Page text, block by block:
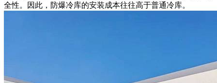
全性。因此，防爆冷库的安装成本往往高于普通冷库。